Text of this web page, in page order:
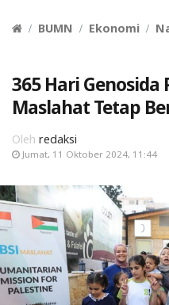
BUMN Ekonomi
365 Hari Genosida
Maslahat Tetap
Oleh redaksi
Jumat, 11 Oktober 2024, 11:44